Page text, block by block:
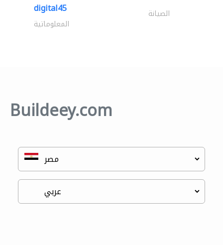
digital45 الصيانة
المعلوماتية
Buildeey.com